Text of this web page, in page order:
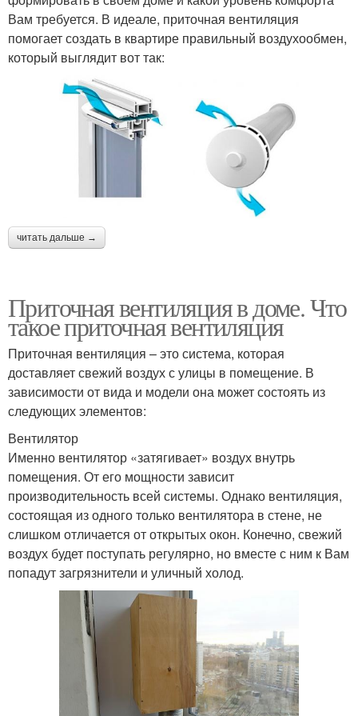
Вам требуется. В идеале, приточная вентиляция
помогает создать в квартире правильный воздухообмен,
который выглядит вот так:
читать дальше →
Приточная вентиляция в доме. Что
такое приточная вентиляция
Приточная вентиляция – это система, которая
доставляет свежий воздух с улицы в помещение. В
зависимости от вида и модели она может состоять из
следующих элементов:
Вентилятор
Именно вентилятор «затягивает» воздух внутрь
помещения. От его мощности зависит
производительность всей системы. Однако вентиляция,
состоящая из одного только вентилятора в стене, не
слишком отличается от открытых окон. Конечно, свежий
воздух будет поступать регулярно, но вместе с ним к Вам
попадут загрязнители и уличный холод.